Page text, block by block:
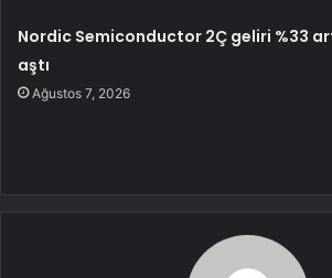
Nordic Semiconductor 2Ç geliri %33
aştı
Ağustos 7, 2026